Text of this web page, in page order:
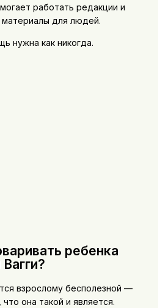
работать редакции и
для людей.
нужна как никогда.
ребенка
взрослому бесполезной —
она такой и является.